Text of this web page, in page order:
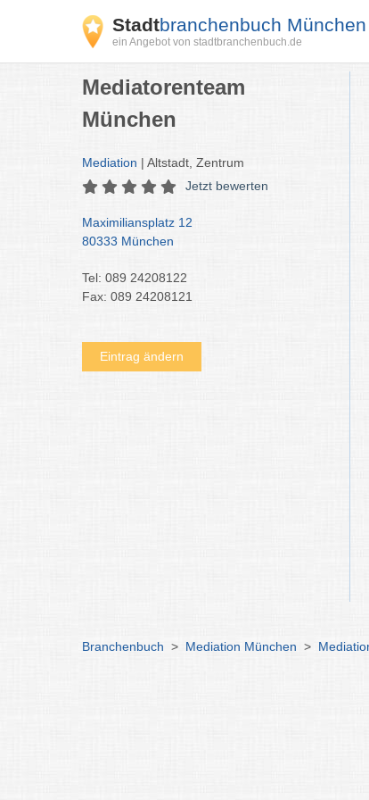
Stadtbranchenbuch München
ein Angebot von stadtbranchenbuch.de
Mediatorenteam
München
Mediation | Altstadt, Zentrum
Jetzt bewerten
Maximiliansplatz 12
80333 München
Tel: 089 24208122
Fax: 089 24208121
Eintrag ändern
Branchenbuch > Mediation München >